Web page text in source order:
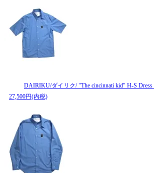
DAIRIKU/ダイリク/ "The cincinnati kid" H-S Dress
27,500円(内税)